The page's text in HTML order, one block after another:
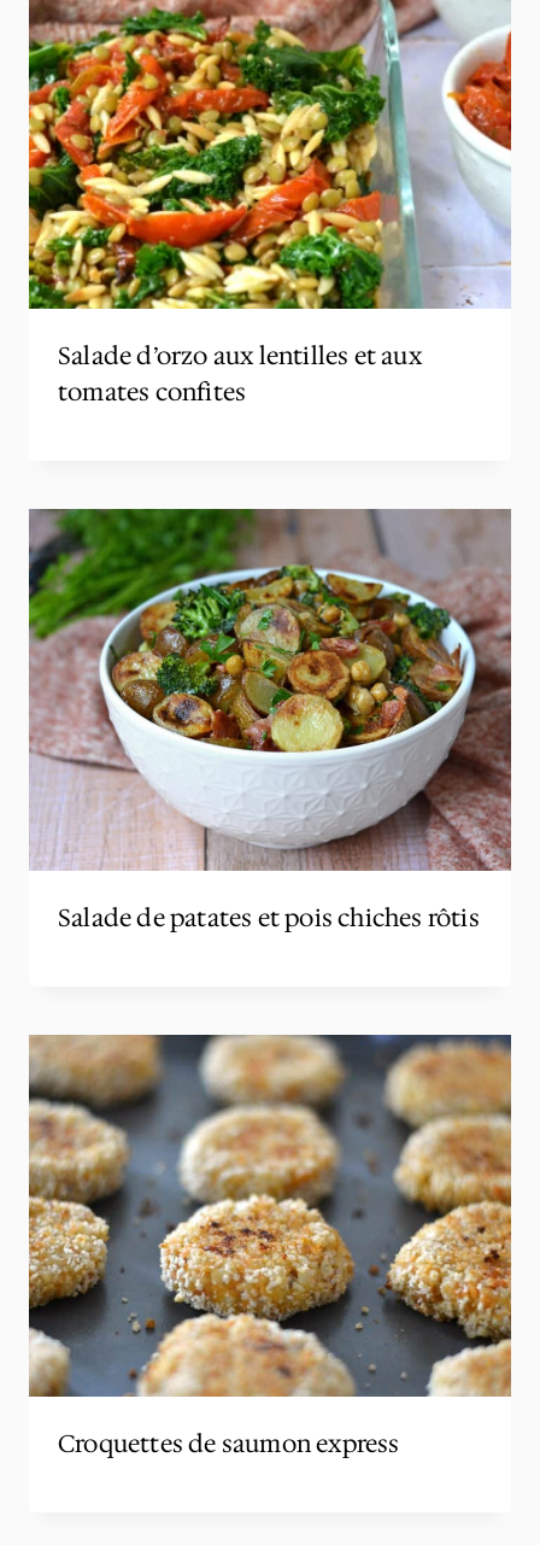
Salade d’orzo aux lentilles et aux
tomates confites
Salade de patates et pois chiches rôtis
Croquettes de saumon express